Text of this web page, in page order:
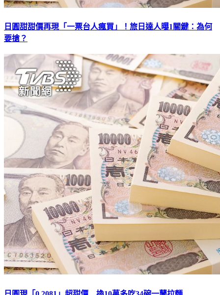
日圓甜甜價再現「一票台人瘋買」！旅日達人曝1關鍵：為何
要搶？